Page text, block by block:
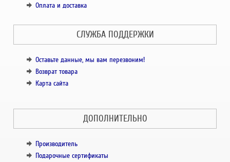
Оплата и доставка
СЛУЖБА ПОДДЕРЖКИ
Оставьте данные, мы вам перезвоним!
Возврат товара
Карта сайта
ДОПОЛНИТЕЛЬНО
Производитель
Подарочные сертификаты